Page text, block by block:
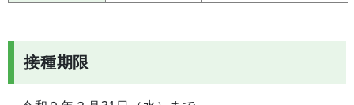
接種期限